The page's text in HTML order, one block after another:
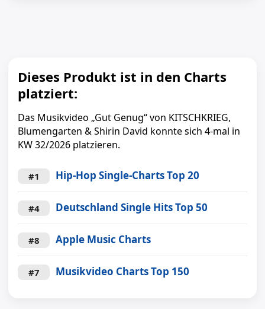
Dieses Produkt ist in den Charts
platziert:
Das Musikvideo „Gut Genug“ von KITSCHKRIEG,
Blumengarten & Shirin David konnte sich 4-mal in
KW 32/2026 platzieren.
#1 Hip-Hop Single-Charts Top 20
#4 Deutschland Single Hits Top 50
#8 Apple Music Charts
#7 Musikvideo Charts Top 150